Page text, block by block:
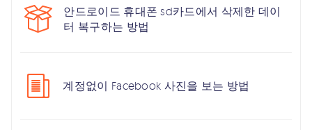
안드로이드 휴대폰 sd카드에서 삭제한 데이
터 복구하는 방법
계정없이 Facebook 사진을 보는 방법